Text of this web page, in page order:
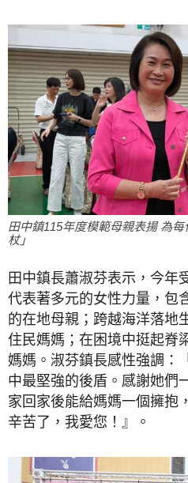
田中鎮115年度模範母親表揚 為
杖」
田中鎮長蕭淑芬表示，今年
代表著多元的女性力量，包
的在地母親；跨越海洋落地
住民媽媽；在困境中挺起脊
媽媽。淑芬鎮長感性強調：
中最堅強的後盾。感謝她們
家回家後能給媽媽一個擁抱
辛苦了，我愛您！』。